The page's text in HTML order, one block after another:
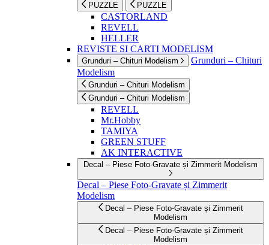
PUZZLE PUZZLE
CASTORLAND
REVELL
HELLER
REVISTE SI CARTI MODELISM
Grunduri – Chituri Modelism
Grunduri – Chituri
Modelism
Grunduri – Chituri Modelism
Grunduri – Chituri Modelism
REVELL
Mr.Hobby
TAMIYA
GREEN STUFF
AK INTERACTIVE
Decal – Piese Foto-Gravate și Zimmerit Modelism
Decal – Piese Foto-Gravate și Zimmerit
Modelism
Decal – Piese Foto-Gravate și Zimmerit
Modelism
Decal – Piese Foto-Gravate și Zimmerit
Modelism